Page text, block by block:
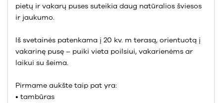
pietų ir vakarų puses suteikia daug natūralios šviesos
ir jaukumo.
Iš svetainės patenkama į 20 kv. m terasą, orientuotą į
vakarinę pusę – puiki vieta poilsiui, vakarienėms ar
laikui su šeima.
Pirmame aukšte taip pat yra:
• tambūras